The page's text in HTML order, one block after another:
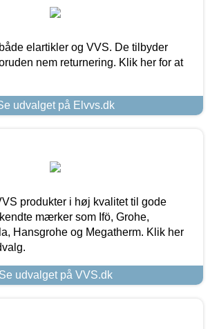
elartikler og VVS. De tilbyder
nem returnering. Klik her for at
udvalget på Elvvs.dk
produkter i høj kvalitet til gode
mærker som Ifö, Grohe,
Hansgrohe og Megatherm. Klik her
Se udvalget på VVS.dk